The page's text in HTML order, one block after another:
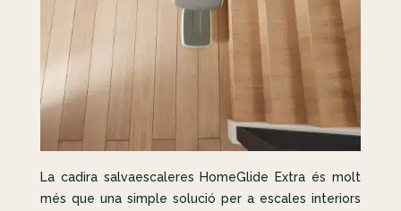
La cadira salvaescaleres HomeGlide Extra és molt
més que una simple solució per a escales interiors